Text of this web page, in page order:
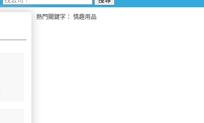
熱門關鍵字： 情趣用品